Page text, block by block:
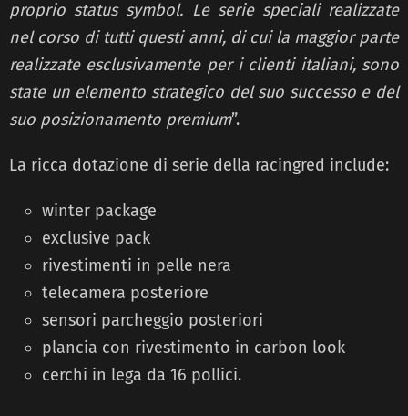
proprio status symbol. Le serie speciali realizzate
nel corso di tutti questi anni, di cui la maggior parte
realizzate esclusivamente per i clienti italiani, sono
state un elemento strategico del suo successo e del
suo posizionamento premium”.
La ricca dotazione di serie della racingred include:
winter package
exclusive pack
rivestimenti in pelle nera
telecamera posteriore
sensori parcheggio posteriori
plancia con rivestimento in carbon look
cerchi in lega da 16 pollici.